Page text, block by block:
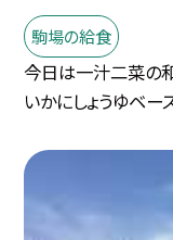
駒場の給食
今日は一汁二菜の
いかにしょうゆベー